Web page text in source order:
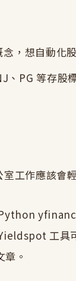
，想自動化
、PG 等存股
工作應該會
工具
。